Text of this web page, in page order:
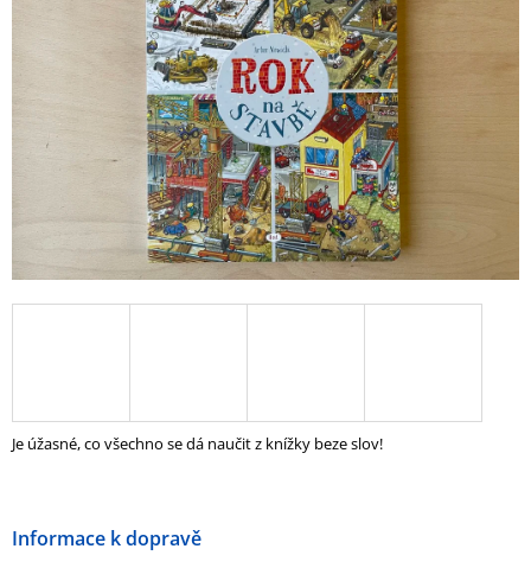
Je úžasné, co všechno se dá naučit z knížky beze slov!
?
HLEDAT
P
O
U
J